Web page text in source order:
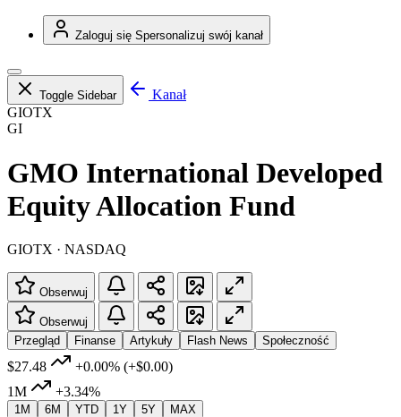
Zaloguj się Spersonalizuj swój kanał
Toggle Sidebar
Kanał
GIOTX
GI
GMO International Developed
Equity Allocation Fund
GIOTX · NASDAQ
Obserwuj
Obserwuj
Przegląd
Finanse Artykuły Flash News Społeczność
$27.48 +0.00% (+$0.00)
1M
+3.34%
1M 6M YTD 1Y 5Y MAX